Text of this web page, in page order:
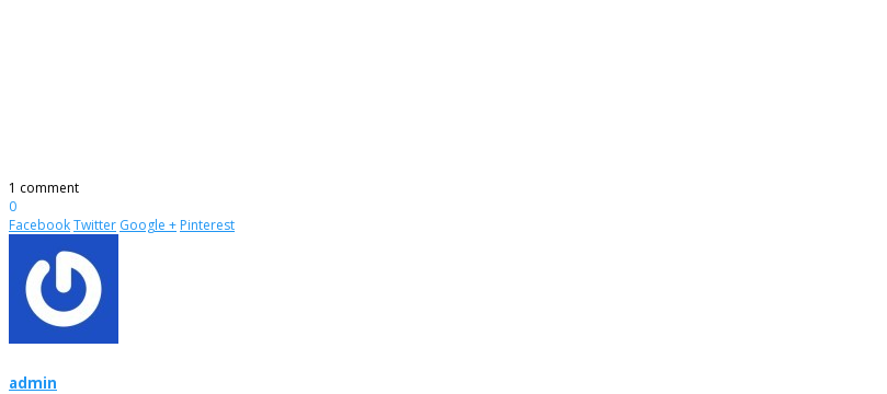
1 comment
0
FacebookTwitter Google + Pinterest
admin